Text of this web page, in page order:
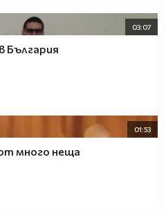
03:07
България
01:53
много неща